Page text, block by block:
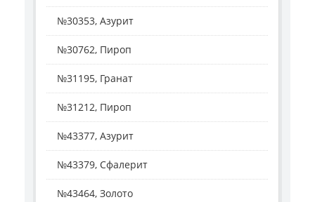
№30353, Азурит
№30762, Пироп
№31195, Гранат
№31212, Пироп
№43377, Азурит
№43379, Сфалерит
№43464, Золото